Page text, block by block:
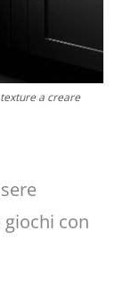
a creare
con